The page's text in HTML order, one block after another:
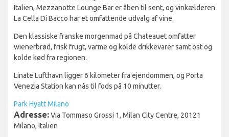
Italien, Mezzanotte Lounge Bar er åben til sent, og vinkælderen
La Cella Di Bacco har et omfattende udvalg af vine.
Den klassiske franske morgenmad på Chateauet omfatter
wienerbrød, frisk frugt, varme og kolde drikkevarer samt ost og
kolde kød fra regionen.
Linate Lufthavn ligger 6 kilometer fra ejendommen, og Porta
Venezia Station kan nås til fods på 10 minutter.
Park Hyatt Milano
Adresse:Via Tommaso Grossi 1, Milan City Centre, 20121
Milano, Italien